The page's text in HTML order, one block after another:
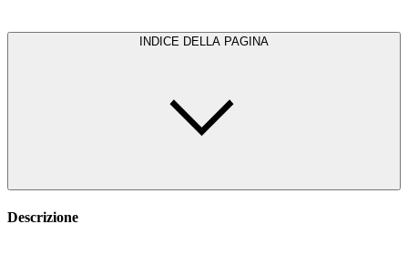
INDICE DELLA PAGINA
Descrizione